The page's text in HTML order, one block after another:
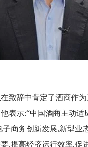
在致辞中肯定了酒商作
表示:“中国酒商主动适
商务创新发展,新型业
,提高经济运行效率,促